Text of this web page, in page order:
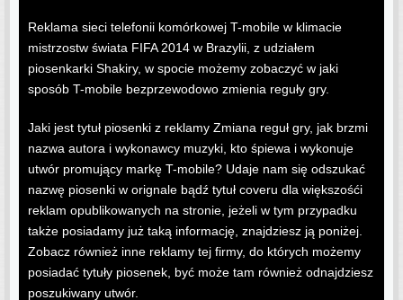
Reklama sieci telefonii komórkowej T-mobile w klimacie
mistrzostw świata FIFA 2014 w Brazylii, z udziałem
piosenkarki Shakiry, w spocie możemy zobaczyć w jaki
sposób T-mobile bezprzewodowo zmienia reguły gry.
Jaki jest tytuł piosenki z reklamy Zmiana reguł gry, jak brzmi
nazwa autora i wykonawcy muzyki, kto śpiewa i wykonuje
utwór promujący markę T-mobile? Udaje nam się odszukać
nazwę piosenki w orignale bądź tytuł coveru dla większośći
reklam opublikowanych na stronie, jeżeli w tym przypadku
także posiadamy już taką informację, znajdziesz ją poniżej.
Zobacz również inne reklamy tej firmy, do których możemy
posiadać tytuły piosenek, być może tam również odnajdziesz
poszukiwany utwór.